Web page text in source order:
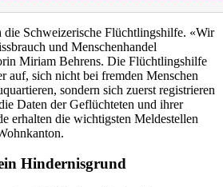
die Schweizerische Flüchtlingshilfe. «Wir
und Menschenhandel
Miriam Behrens. Die Flüchtlingshilfe
auf, sich nicht bei fremden Menschen
sondern sich zuerst registrieren
Daten der Geflüchteten und ihrer
erhalten die wichtigsten Meldestellen
Hindernisgrund